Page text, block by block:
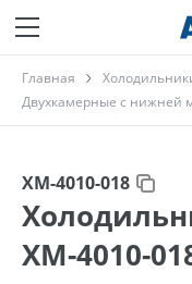
Главная
Двухкамерные с нижней
ХМ-4010-018
ХМ-4010-